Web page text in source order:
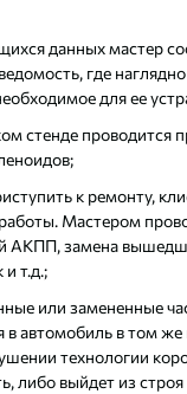
данных мастер
где наглядно
для ее
стенде проводится
к ремонту,
Мастером
АКПП, замена
и т.д.;
или замененные
в автомобиль в том же
технологии
либо выйдет из